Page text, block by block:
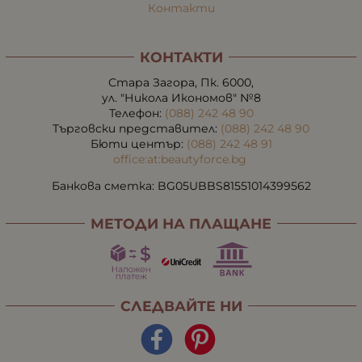
Контакти
КОНТАКТИ
Стара Загора, Пк. 6000,
ул. "Никола Икономов" №8
Телефон: (088) 242 48 90
Търговски представител: (088) 242 48 90
Бюти център: (088) 242 48 91
office:at:beautyforce.bg
Банкова сметка: BG05UBBS81551014399562
МЕТОДИ НА ПЛАЩАНЕ
СЛЕДВАЙТЕ НИ